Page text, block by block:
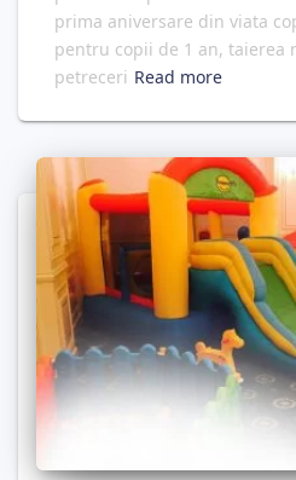
prima aniversare din viata
pentru copii de 1 an, taierea
petreceri Read more